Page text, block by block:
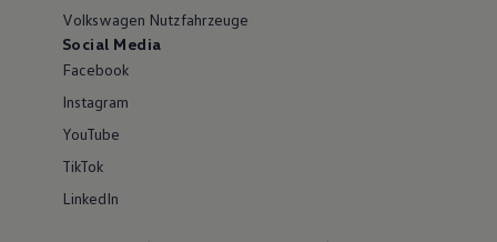
Volkswagen Nutzfahrzeuge
Social Media
Facebook
Instagram
YouTube
TikTok
LinkedIn